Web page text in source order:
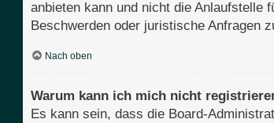
anbieten kann und nicht die Anlaufstelle
Beschwerden oder juristische Anfragen
Nach oben
Warum kann ich mich nicht
Es kann sein, dass die Board-